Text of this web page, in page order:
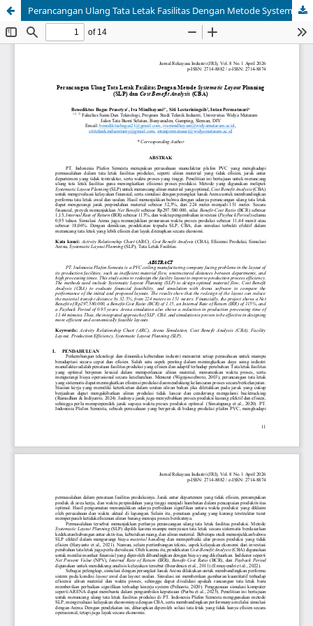
Perancangan Ulang Tata Letak Fasilitas Dengan Metode Systematic Layout Planning (SLP) dan Cost Benefit Analysis (CBA)